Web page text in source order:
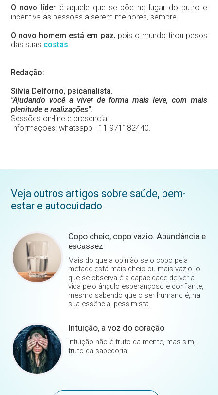
O novo líder é aquele que se põe no lugar do outro e
incentiva as pessoas a serem melhores, sempre.
O novo homem está em paz, pois o mundo tirou pesos
das suas costas.
Redação:
Silvia Delforno, psicanalista.
"Ajudando você a viver de forma mais leve, com mais
plenitude e realizações".
Sessões on-line e presencial.
Informações: whatsapp - 11 971182440.
Veja outros artigos sobre saúde, bem-
estar e autocuidado
Copo cheio, copo vazio. Abundância e
escassez
Mais do que a opinião se o copo pela
metade está mais cheio ou mais vazio, o
que se observa é a capacidade de ver a
vida pelo ângulo esperançoso e confiante,
mesmo sabendo que o ser humano é, na
sua essência, pessimista.
Intuição, a voz do coração
Intuição não é fruto da mente, mas sim,
fruto da sabedoria.